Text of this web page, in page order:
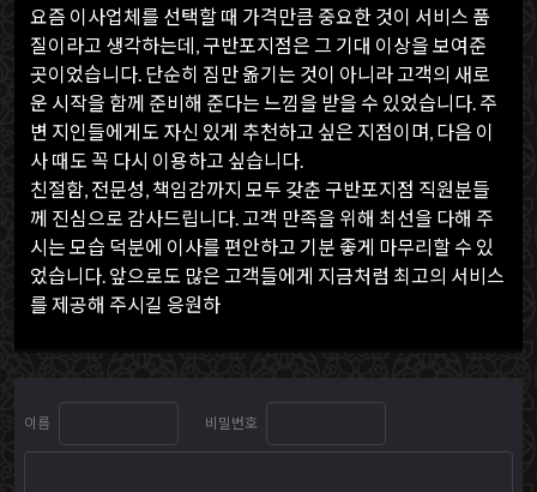
요즘 이사업체를 선택할 때 가격만큼 중요한 것이 서비스 품
질이라고 생각하는데, 구반포지점은 그 기대 이상을 보여준
곳이었습니다. 단순히 짐만 옮기는 것이 아니라 고객의 새로
운 시작을 함께 준비해 준다는 느낌을 받을 수 있었습니다. 주
변 지인들에게도 자신 있게 추천하고 싶은 지점이며, 다음 이
사 때도 꼭 다시 이용하고 싶습니다.
친절함, 전문성, 책임감까지 모두 갖춘 구반포지점 직원분들
께 진심으로 감사드립니다. 고객 만족을 위해 최선을 다해 주
시는 모습 덕분에 이사를 편안하고 기분 좋게 마무리할 수 있
었습니다. 앞으로도 많은 고객들에게 지금처럼 최고의 서비스
를 제공해 주시길 응원하
이름 비밀번호